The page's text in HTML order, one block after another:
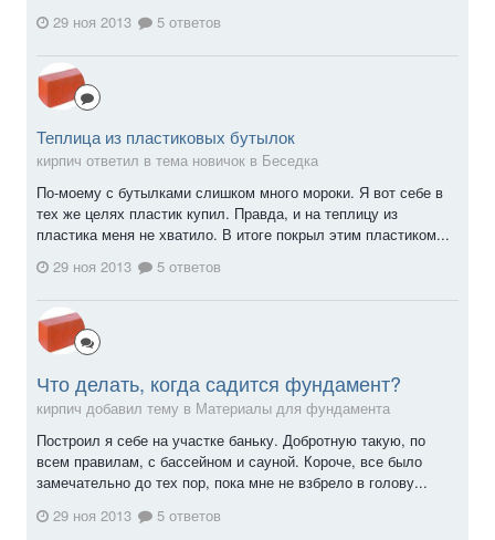
29 ноя 2013
5 ответов
Теплица из пластиковых бутылок
кирпич ответил в тема новичок в Беседка
По-моему с бутылками слишком много мороки. Я вот себе в
тех же целях пластик купил. Правда, и на теплицу из
пластика меня не хватило. В итоге покрыл этим пластиком...
29 ноя 2013
5 ответов
Что делать, когда садится фундамент?
кирпич добавил тему в Материалы для фундамента
Построил я себе на участке баньку. Добротную такую, по
всем правилам, с бассейном и сауной. Короче, все было
замечательно до тех пор, пока мне не взбрело в голову...
29 ноя 2013
5 ответов